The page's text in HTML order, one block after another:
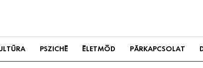
PSZICHÉ ÉLETMÓD PÁRKAPCSOLAT